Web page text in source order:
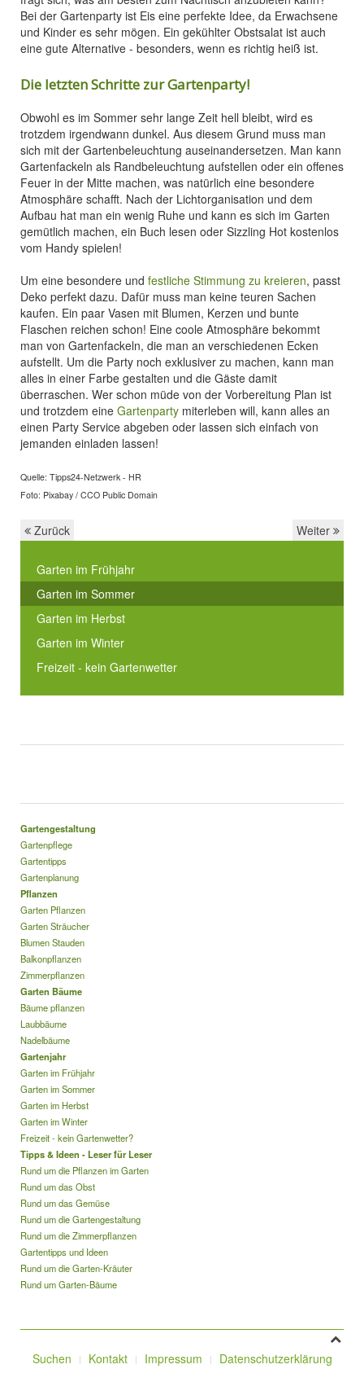
Bei der Gartenparty ist Eis eine perfekte Idee, da Erwachsene
und Kinder es sehr mögen. Ein gekühlter Obstsalat ist auch
eine gute Alternative - besonders, wenn es richtig heiß ist.
Die letzten Schritte zur Gartenparty!
Obwohl es im Sommer sehr lange Zeit hell bleibt, wird es
trotzdem irgendwann dunkel. Aus diesem Grund muss man
sich mit der Gartenbeleuchtung auseinandersetzen. Man kann
Gartenfackeln als Randbeleuchtung aufstellen oder ein offenes
Feuer in der Mitte machen, was natürlich eine besondere
Atmosphäre schafft. Nach der Lichtorganisation und dem
Aufbau hat man ein wenig Ruhe und kann es sich im Garten
gemütlich machen, ein Buch lesen oder Sizzling Hot kostenlos
vom Handy spielen!
Um eine besondere und festliche Stimmung zu kreieren, passt
Deko perfekt dazu. Dafür muss man keine teuren Sachen
kaufen. Ein paar Vasen mit Blumen, Kerzen und bunte
Flaschen reichen schon! Eine coole Atmosphäre bekommt
man von Gartenfackeln, die man an verschiedenen Ecken
aufstellt. Um die Party noch exklusiver zu machen, kann man
alles in einer Farbe gestalten und die Gäste damit
überraschen. Wer schon müde von der Vorbereitung Plan ist
und trotzdem eine Gartenparty miterleben will, kann alles an
einen Party Service abgeben oder lassen sich einfach von
jemanden einladen lassen!
Quelle: Tipps24-Netzwerk - HR
Foto: Pixabay / CCO Public Domain
Zurück Weiter
Garten im Frühjahr
Garten im Sommer
Garten im Herbst
Garten im Winter
Freizeit - kein Gartenwetter
Gartengestaltung
Gartenpflege
Gartentipps
Gartenplanung
Pflanzen
Garten Pflanzen
Garten Sträucher
Blumen Stauden
Balkonpflanzen
Zimmerpflanzen
Garten Bäume
Bäume pflanzen
Laubbäume
Nadelbäume
Gartenjahr
Garten im Frühjahr
Garten im Sommer
Garten im Herbst
Garten im Winter
Freizeit - kein Gartenwetter?
Tipps & Ideen - Leser für Leser
Rund um die Pflanzen im Garten
Rund um das Obst
Rund um das Gemüse
Rund um die Gartengestaltung
Rund um die Zimmerpflanzen
Gartentipps und Ideen
Rund um die Garten-Kräuter
Rund um Garten-Bäume
Suchen Kontakt Impressum Datenschutzerklärung